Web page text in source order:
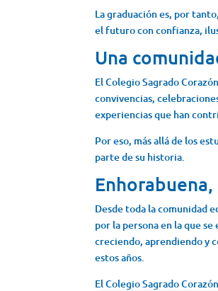
La graduación es, por
el futuro con confianza,
Una
El Colegio Sagrado
convivencias,
experiencias que han
Por eso, más allá de los
parte de su historia.
Desde toda la comunidad
por la persona en la que
creciendo, aprendiendo y
estos años.
El Colegio Sagrado